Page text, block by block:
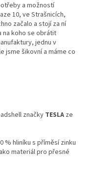
a možností
10, ve Strašnicích,
začalo a stojí za ní
na koho se obrátit
jednu v
jsme šikovní a máme co
značky TESLA ze
% hliníku s příměsí zinku
materiál pro přesné